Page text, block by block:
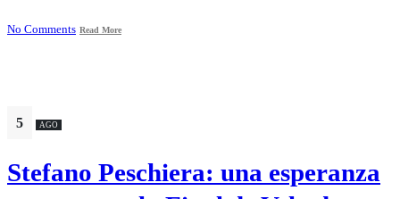
No Comments Read More
5 AGO
Stefano Peschiera: una esperanza